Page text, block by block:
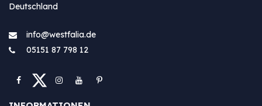
Deutschland
info@westfa​lia.de
05151 87 798 12